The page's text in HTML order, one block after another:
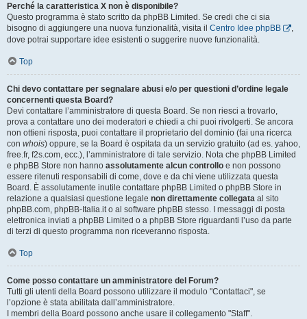
Perché la caratteristica X non è disponibile?
Questo programma è stato scritto da phpBB Limited. Se credi che ci sia
bisogno di aggiungere una nuova funzionalità, visita il Centro Idee phpBB
,
dove potrai supportare idee esistenti o suggerire nuove funzionalità.
Top
Chi devo contattare per segnalare abusi e/o per questioni d’ordine legale
concernenti questa Board?
Devi contattare l’amministratore di questa Board. Se non riesci a trovarlo,
prova a contattare uno dei moderatori e chiedi a chi puoi rivolgerti. Se ancora
non ottieni risposta, puoi contattare il proprietario del dominio (fai una ricerca
con whois) oppure, se la Board è ospitata da un servizio gratuito (ad es. yahoo,
free.fr, f2s.com, ecc.), l’amministratore di tale servizio. Nota che phpBB Limited
e phpBB Store non hanno assolutamente alcun controllo e non possono
essere ritenuti responsabili di come, dove e da chi viene utilizzata questa
Board. È assolutamente inutile contattare phpBB Limited o phpBB Store in
relazione a qualsiasi questione legale non direttamente collegata al sito
phpBB.com, phpBB-Italia.it o al software phpBB stesso. I messaggi di posta
elettronica inviati a phpBB Limited o a phpBB Store riguardanti l’uso da parte
di terzi di questo programma non riceveranno risposta.
Top
Come posso contattare un amministratore del Forum?
Tutti gli utenti della Board possono utilizzare il modulo "Contattaci", se
l’opzione è stata abilitata dall’amministratore.
I membri della Board possono anche usare il collegamento "Staff".